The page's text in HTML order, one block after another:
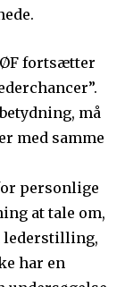
fortsætter
må
med samme
personlige
at tale om,
lederstilling,
har en